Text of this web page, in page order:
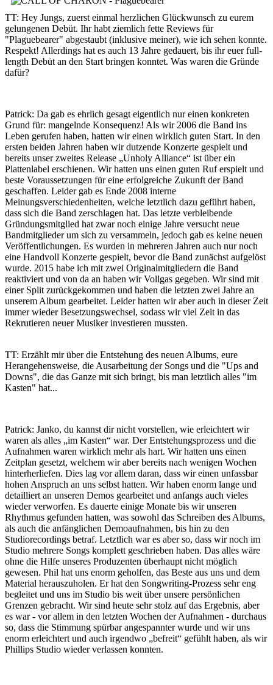
TT: Hey Jungs, zuerst einmal herzlichen Glückwunsch zu eurem
gelungenen Debüt. Ihr habt ziemlich fette Reviews für
"Plaguebearer" abgestaubt (inklusive meiner), wie ich sehen konnte.
Respekt! Allerdings hat es auch 13 Jahre gedauert, bis ihr euer full-
length Debüt an den Start bringen konntet. Was waren die Gründe
dafür?
Patrick: Da gab es ehrlich gesagt eigentlich nur einen konkreten
Grund für: mangelnde Konsequenz! Als wir 2006 die Band ins
Leben gerufen haben, hatten wir einen wirklich guten Start. In den
ersten beiden Jahren haben wir dutzende Konzerte gespielt und
bereits unser zweites Release „Unholy Alliance“ ist über ein
Plattenlabel erschienen. Wir hatten uns einen guten Ruf erspielt und
beste Voraussetzungen für eine erfolgreiche Zukunft der Band
geschaffen. Leider gab es Ende 2008 interne
Meinungsverschiedenheiten, welche letztlich dazu geführt haben,
dass sich die Band zerschlagen hat. Das letzte verbleibende
Gründungsmitglied hat zwar noch einige Jahre versucht neue
Bandmitglieder um sich zu versammeln, jedoch gab es keine neuen
Veröffentlichungen. Es wurden in mehreren Jahren auch nur noch
eine Handvoll Konzerte gespielt, bevor die Band zunächst aufgelöst
wurde. 2015 habe ich mit zwei Originalmitgliedern die Band
reaktiviert und von da an haben wir Vollgas gegeben. Wir sind mit
einer Split zurückgekommen und haben die letzten zwei Jahre an
unserem Album gearbeitet. Leider hatten wir aber auch in dieser Zeit
immer wieder Besetzungswechsel, sodass wir viel Zeit in das
Rekrutieren neuer Musiker investieren mussten.
TT: Erzählt mir über die Entstehung des neuen Albums, eure
Herangehensweise, die Ausarbeitung der Songs und die "Ups and
Downs", die das Ganze mit sich bringt, bis man letztlich alles "im
Kasten" hat...
Patrick: Janko, du kannst dir nicht vorstellen, wie erleichtert wir
waren als alles „im Kasten“ war. Der Entstehungsprozess und die
Aufnahmen waren wirklich mehr als hart. Wir hatten uns einen
Zeitplan gesetzt, welchem wir aber bereits nach wenigen Wochen
hinterherliefen. Dies lag vor allem daran, dass wir einen unfassbar
hohen Anspruch an uns selbst hatten. Wir haben enorm lange und
detailliert an unseren Demos gearbeitet und anfangs auch vieles
wieder verworfen. Es dauerte einige Monate bis wir unseren
Rhythmus gefunden hatten, was sowohl das Schreiben des Albums,
als auch die anfänglichen Demoaufnahmen, bis hin zu den
Studiorecordings betraf. Letztlich war es aber so, dass wir noch im
Studio mehrere Songs komplett geschrieben haben. Das alles wäre
ohne die Hilfe unseres Produzenten überhaupt nicht möglich
gewesen. Phil hat uns enorm geholfen, das Beste aus uns und dem
Material herauszuholen. Er hat den Songwriting-Prozess sehr eng
begleitet und uns im Studio bis weit über unsere persönlichen
Grenzen gebracht. Wir sind heute sehr stolz auf das Ergebnis, aber
es war - vor allem in den letzten Wochen der Aufnahmen - durchaus
so, dass die Stimmung spürbar angespannter wurde und wir uns
enorm erleichtert und auch irgendwo „befreit“ gefühlt haben, als wir
Phillips Studio wieder verlassen konnten.